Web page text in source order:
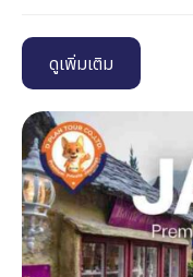
ดูเพิ่มเติม